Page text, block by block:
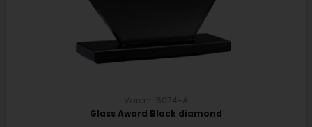
Varenr. 6074-A
Glass Award Black diamond